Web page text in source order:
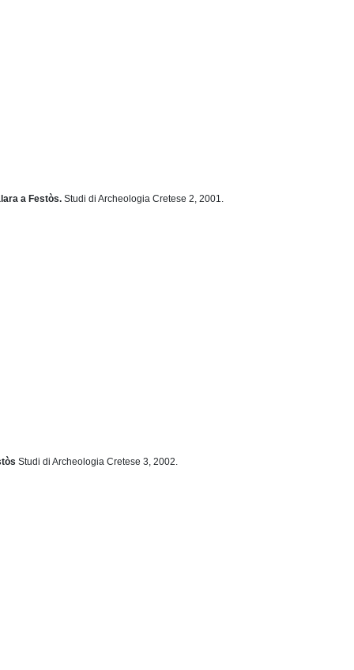
a Festòs. Studi di Archeologia Cretese 2, 2001.
Studi di Archeologia Cretese 3, 2002.